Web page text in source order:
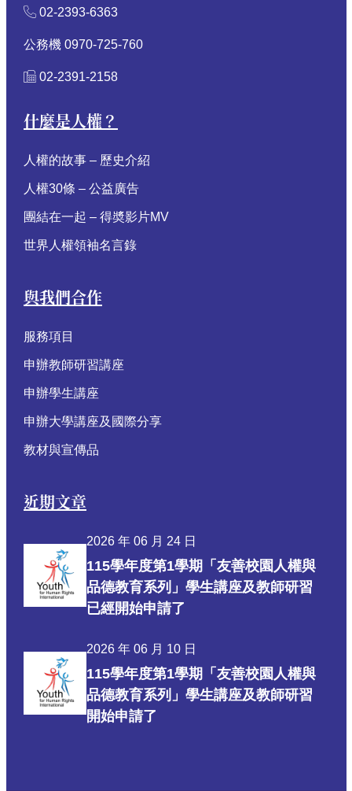
02-2393-6363
公務機 0970-725-760
02-2391-2158
什麼是人權？
人權的故事 – 歷史介紹
人權30條 – 公益廣告
團結在一起 – 得奬影片MV
世界人權領袖名言錄
與我們合作
服務項目
申辦教師研習講座
申辦學生講座
申辦大學講座及國際分享
教材與宣傳品
近期文章
2026 年 06 月 24 日
115學年度第1學期「友善校園人權與
品德教育系列」學生講座及教師研習
已經開始申請了
2026 年 06 月 10 日
115學年度第1學期「友善校園人權與
品德教育系列」學生講座及教師研習
開始申請了